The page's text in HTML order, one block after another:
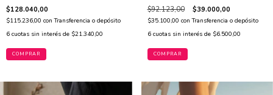
$128.040,00
$115.236,00 con Transferencia o depósito
6 cuotas sin interés de $21.340,00
COMPRAR
$92.123,00 $39.000,00
$35.100,00 con Transferencia o depósito
6 cuotas sin interés de $6.500,00
COMPRAR